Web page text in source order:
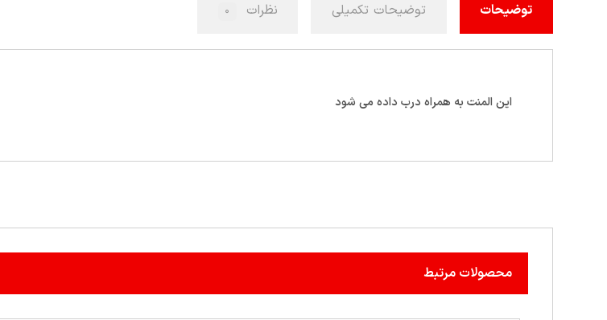
توضیحات توضیحات تکمیلی نظرات ۰
این المنت به همراه درب داده می شود
محصولات مرتبط